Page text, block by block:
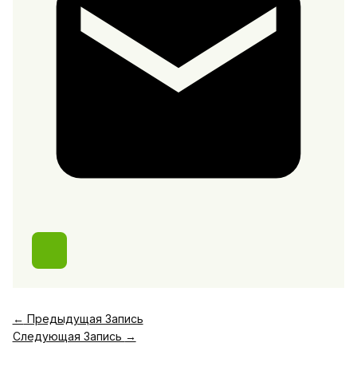
← Предыдущая Запись
Следующая Запись →